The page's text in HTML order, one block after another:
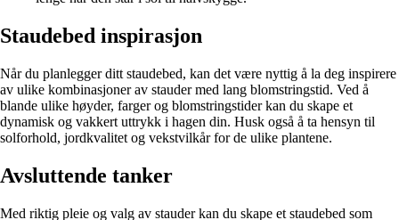
Staudebed inspirasjon
Når du planlegger ditt staudebed, kan det være nyttig å la deg inspirere
av ulike kombinasjoner av stauder med lang blomstringstid. Ved å
blande ulike høyder, farger og blomstringstider kan du skape et
dynamisk og vakkert uttrykk i hagen din. Husk også å ta hensyn til
solforhold, jordkvalitet og vekstvilkår for de ulike plantene.
Avsluttende tanker
Med riktig pleie og valg av stauder kan du skape et staudebed som